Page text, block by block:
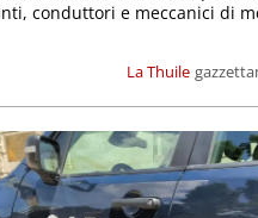
La Thuile
conduttori e meccanici di